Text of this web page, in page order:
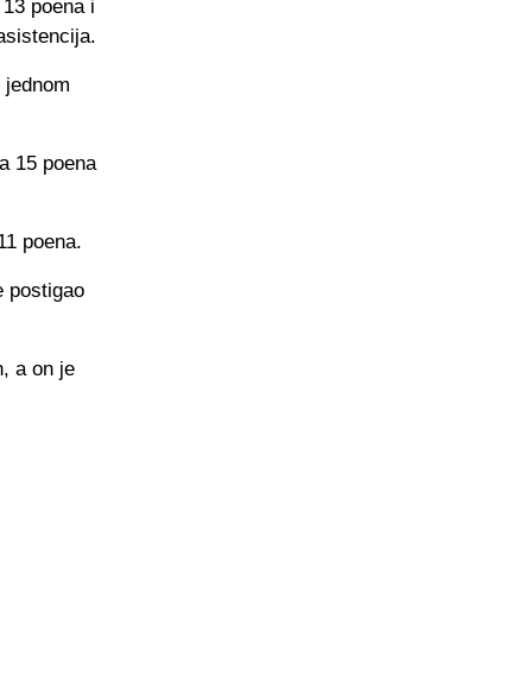
poena i
15 poena
poena.
postigao
a on je